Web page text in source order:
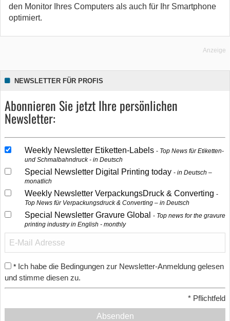
den Monitor Ihres Computers als auch für Ihr Smartphone
optimiert.
Anzeige
NEWSLETTER FÜR PROFIS
Abonnieren Sie jetzt Ihre persönlichen
Newsletter:
Weekly Newsletter Etiketten-Labels
Top News für Etiketten-
und Schmalbahndruck - in Deutsch
Special Newsletter Digital Printing today
in Deutsch –
monatlich
Weekly Newsletter VerpackungsDruck & Converting
Top News für Verpackungsdruck & Converting – in Deutsch
Special Newsletter Gravure Global
Top news for the gravure
printing industry in English - monthly
* Ich habe die Bedingungen zur Newsletter-Anmeldung gelesen
und stimme diesen zu.
* Pflichtfeld
Absenden